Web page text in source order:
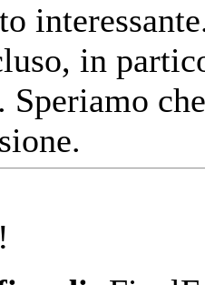
in